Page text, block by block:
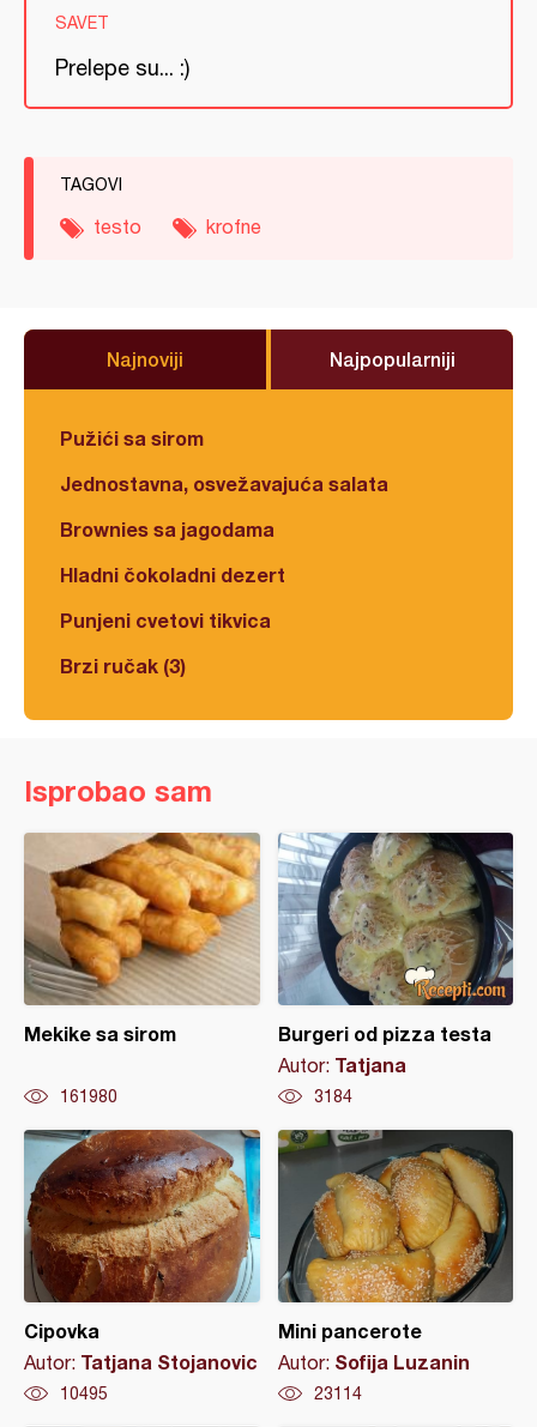
SAVET
Prelepe su... :)
TAGOVI
testo krofne
Najnoviji Najpopularniji
Pužići sa sirom
Jednostavna, osvežavajuća salata
Brownies sa jagodama
Hladni čokoladni dezert
Punjeni cvetovi tikvica
Brzi ručak (3)
Isprobao sam
Mekike sa sirom
161980
Burgeri od pizza testa
Autor: Tatjana
3184
Cipovka
Autor: Tatjana Stojanovic
10495
Mini pancerote
Autor: Sofija Luzanin
23114